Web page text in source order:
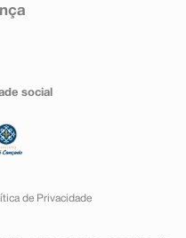
social
de Privacidade